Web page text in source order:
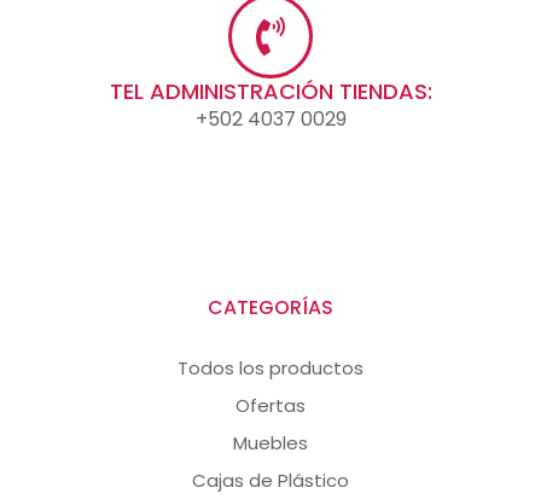
TEL ADMINISTRACIÓN TIENDAS:
+502 4037 0029
CATEGORÍAS
Todos los productos
Ofertas
Muebles
Cajas de Plástico